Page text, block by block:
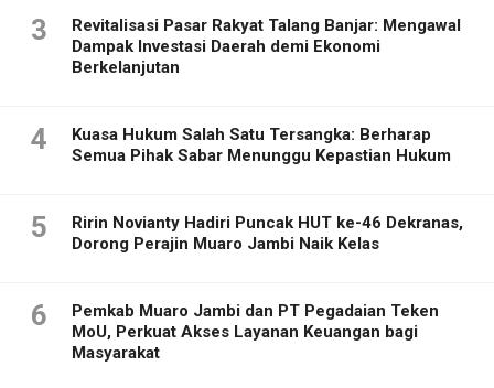
3
Revitalisasi Pasar Rakyat Talang Banjar: Mengawal
Dampak Investasi Daerah demi Ekonomi
Berkelanjutan
4
Kuasa Hukum Salah Satu Tersangka: Berharap
Semua Pihak Sabar Menunggu Kepastian Hukum
5
Ririn Novianty Hadiri Puncak HUT ke-46 Dekranas,
Dorong Perajin Muaro Jambi Naik Kelas
6
Pemkab Muaro Jambi dan PT Pegadaian Teken
MoU, Perkuat Akses Layanan Keuangan bagi
Masyarakat